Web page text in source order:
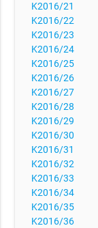
K2016/21
K2016/22
K2016/23
K2016/24
K2016/25
K2016/26
K2016/27
K2016/28
K2016/29
K2016/30
K2016/31
K2016/32
K2016/33
K2016/34
K2016/35
K2016/36